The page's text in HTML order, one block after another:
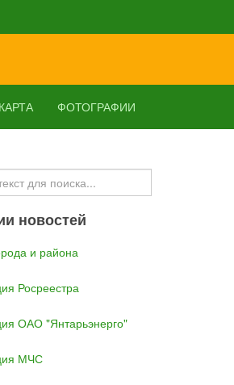
КАРТА ФОТОГРАФИИ
новостей
и района
Росреестра
ОАО "Янтарьэнерго"
МЧС